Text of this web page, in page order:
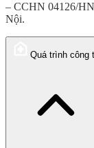
– CCHN 04126/
Nội.
Quá trình công